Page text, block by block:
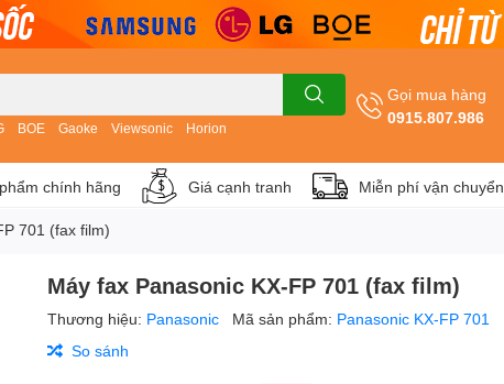
BOE Gaoke Viewsonic Horion
Gọi mua hàng
0915.807.986
chính hãng Giá cạnh tranh Miễn phí vận chuyển
701 (fax film)
Máy fax Panasonic KX-FP 701 (fax film)
Thương hiệu: Panasonic Mã sản phẩm: Panasonic KX-FP 701
So sánh